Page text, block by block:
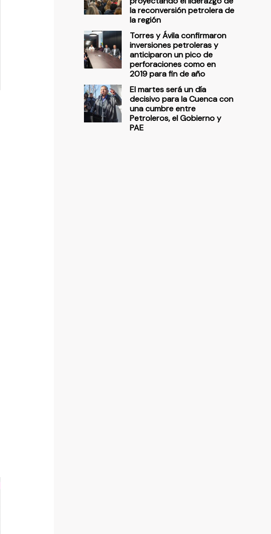
la reconversión petrolera de
la región
Torres y Ávila confirmaron
inversiones petroleras y
anticiparon un pico de
perforaciones como en
2019 para fin de año
El martes será un día
decisivo para la Cuenca con
una cumbre entre
Petroleros, el Gobierno y
PAE